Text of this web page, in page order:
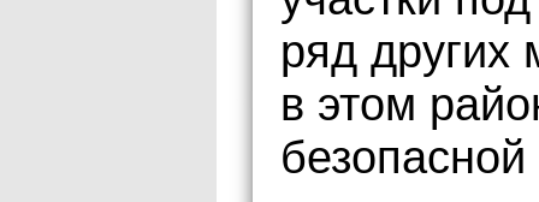
ряд других
в этом